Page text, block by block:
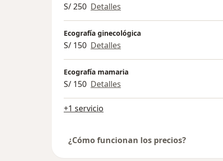
S/ 250 Detalles
Ecografía ginecológica
S/ 150 Detalles
Ecografía mamaria
S/ 150 Detalles
+1 servicio
¿Cómo funcionan los precios?